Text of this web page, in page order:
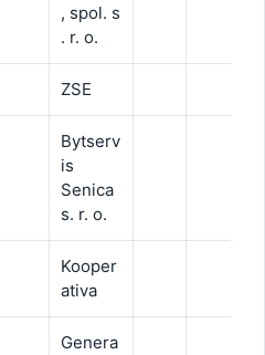
, spol. s
. r. o.
ZSE
Bytserv
is
Senica
s. r. o.
Kooper
ativa
Genera